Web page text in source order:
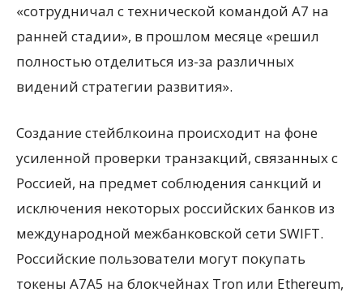
«сотрудничал с технической командой A7 на
ранней стадии», в прошлом месяце «решил
полностью отделиться из-за различных
видений стратегии развития».
Создание стейблкоина происходит на фоне
усиленной проверки транзакций, связанных с
Россией, на предмет соблюдения санкций и
исключения некоторых российских банков из
международной межбанковской сети SWIFT.
Российские пользователи могут покупать
токены A7A5 на блокчейнах Tron или Ethereum,